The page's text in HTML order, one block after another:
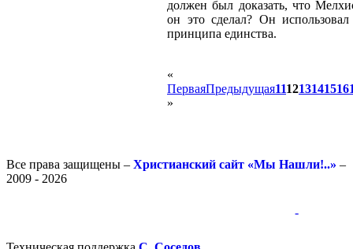
должен был доказать, что
он это сделал? Он
принципа единства.
«
ПерваяПредыдущая111213141516
»
Все права защищены – Христианский сайт «Мы Нашли!..» –
2009 - 2026
-